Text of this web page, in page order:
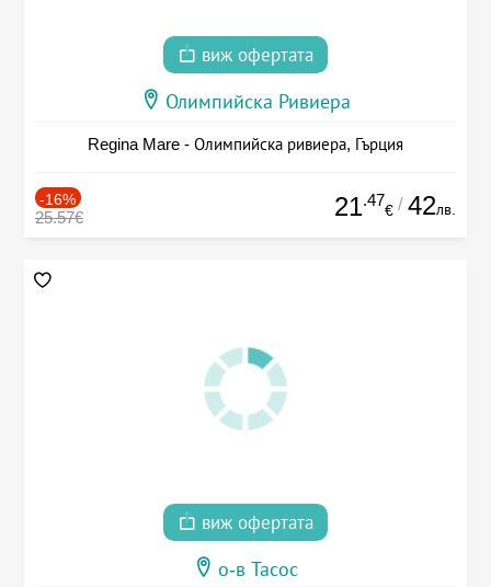
виж офертата
Олимпийска Ривиера
Regina Mare - Олимпийска ривиера, Гърция
-16%
25.57€ 21.47
€ / 42лв.
виж офертата
о-в Тасос